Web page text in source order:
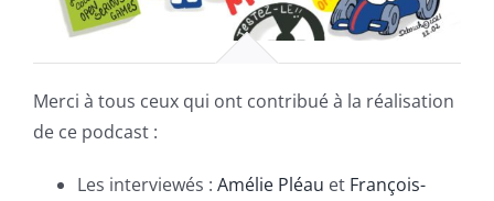
Merci à tous ceux qui ont contribué à la réalisation
de ce podcast :
Les interviewés : Amélie Pléau et François-